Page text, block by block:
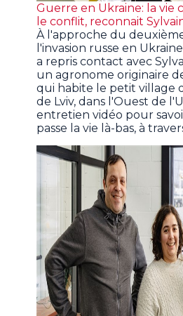
Guerre en Ukraine: la vie
le conflit, reconnait
À l'approche du
l'invasion russe en
a repris contact avec
un agronome originaire
qui habite le petit village
de Lviv, dans l'Ouest de
entretien vidéo pour
passe la vie là-bas, à